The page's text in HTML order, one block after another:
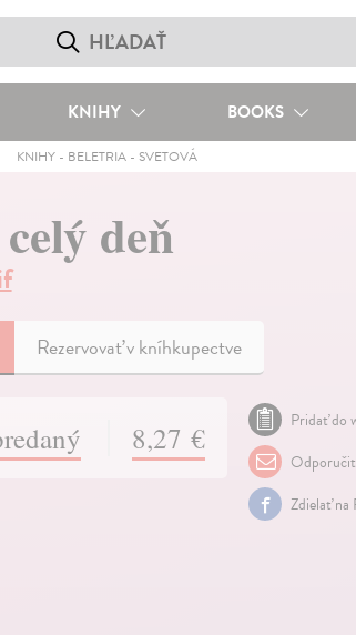
KNIHY BOOKS
KNIHY - BELETRIA - SVETOVÁ
deň
Rezervovať v kníhkupectve
8,27 €
Pridať do
Zdielať na